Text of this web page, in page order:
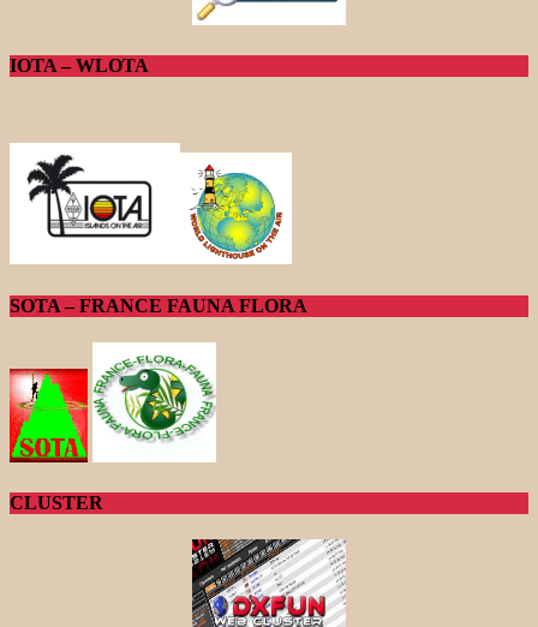
IOTA – WLOTA
SOTA – FRANCE FAUNA FLORA
CLUSTER